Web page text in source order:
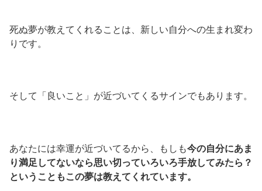
死ぬ夢が教えてくれることは、新しい自分への生まれ変わ
りです。
そして「良いこと」が近づいてくるサインでもあります。
あなたには幸運が近づいてるから、もしも今の自分にあま
り満足してないなら思い切っていろいろ手放してみたら？
ということもこの夢は教えてくれています。